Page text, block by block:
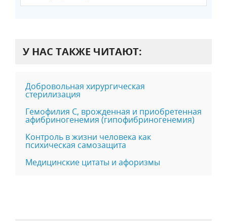
У НАС ТАКЖЕ ЧИТАЮТ:
Добровольная хирургическая
стерилизация
Гемофилия С, врожденная и приобретенная
афибриногенемия (гипофибриногенемия)
Контроль в жизни человека как
психическая самозащита
Медицинские цитаты и афоризмы